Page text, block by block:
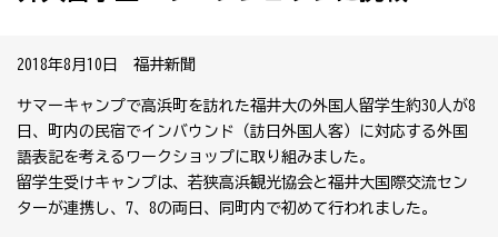
2018年8月10日 福井新聞
サマーキャンプで高浜町を訪れた福井大の外国人留学生約30人が8
日、町内の民宿でインバウンド（訪日外国人客）に対応する外国
語表記を考えるワークショップに取り組みました。
留学生受けキャンプは、若狭高浜観光協会と福井大国際交流セン
ターが連携し、7、8の両日、同町内で初めて行われました。